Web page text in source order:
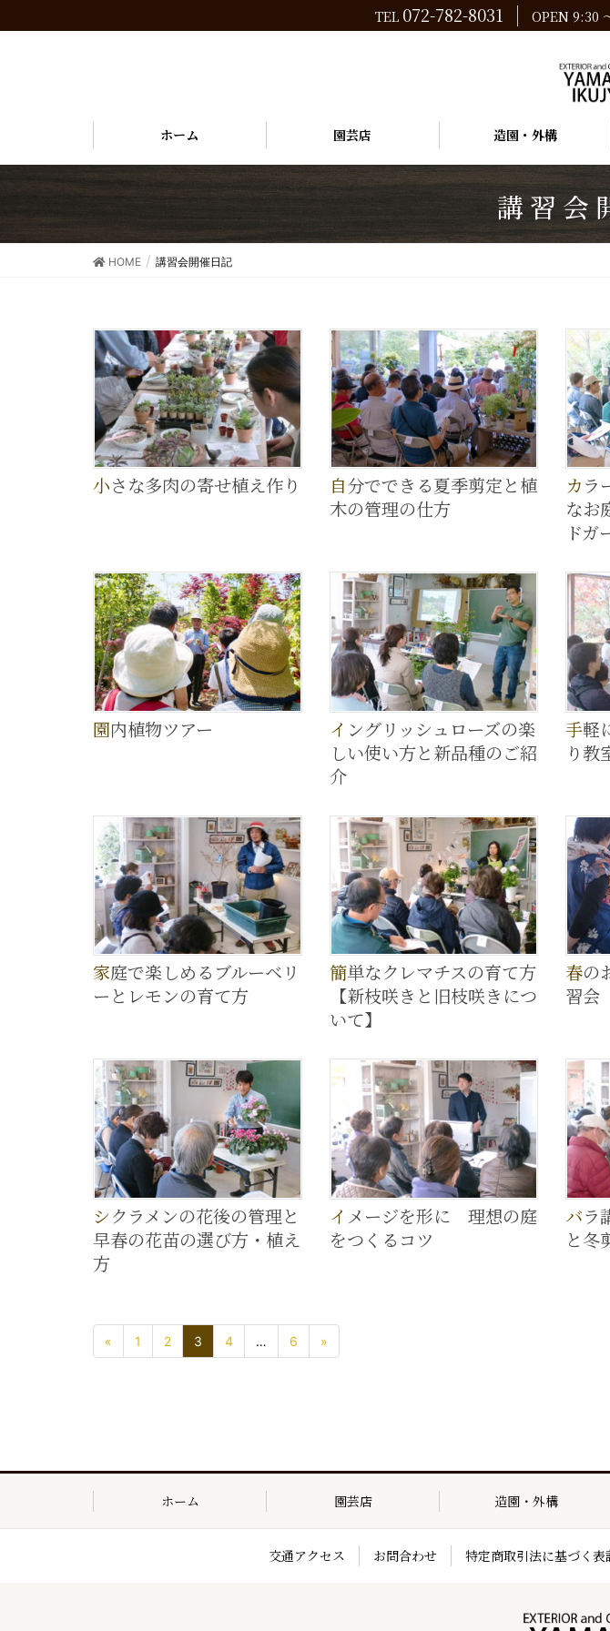
TEL 072-782-8031 OPEN 9:30
ホーム 園芸店 造園・外構
講習会
HOME 講習会開催日記
小さな多肉の寄せ植え作り
自分でできる夏季剪定と植
木の管理の仕方
カラーリーフを使った上手
なお
ドガ
園内植物ツアー
イングリッシュローズの楽
しい使い方と新品種のご紹
介
手軽に収穫！楽しい野菜作
り教
家庭で楽しめるブルーベリ
ーとレモンの育て方
簡単なクレマチスの育て方
【新枝咲きと旧枝咲きにつ
いて】
春のおしゃれな寄せ植え講
習会
シクラメンの花後の管理と
早春の花苗の選び方・植え
方
イメージを形に 理想の庭
をつくるコツ
バラ講習会【大苗植え付け
と冬
« 1 2 3 4 … 6 »
ホーム 園芸店 造園・外構
交通アクセス お問合わせ 特定商取引法に基づく表